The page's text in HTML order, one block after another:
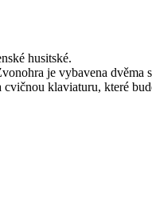
husitské.
je vybavena dvěma
klaviaturu, které